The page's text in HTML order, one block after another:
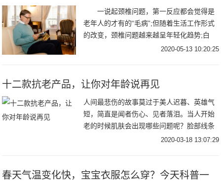
一说起颈椎问题，第一反应都会觉得是
老年人的才有的“毛病”;但随着生活工作形式
的改变，颈椎问题越来越呈年轻化趋势;白
领、程序员、设计师等上班族、低头族在“手
2020-05-13 10:20:25
十二款抗老产品，让你对年龄说再见
人间最悲伤的故事莫过于美人迟暮、英雄气
短，简直是闻者伤心、见者落泪。当人开始
老的时候肌肤会出现哪些问题呢？脸部线条
向下，没有上扬的活力感；颧骨肌肉下垂，
2020-03-18 13:07:29
春天气温变化快，宝宝衣服怎么穿？今天科普一